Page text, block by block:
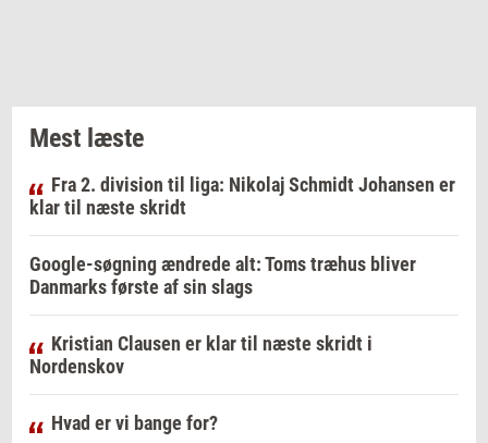
Mest læste
Fra 2. division til liga: Nikolaj Schmidt Johansen er
klar til næste skridt
Google-søgning ændrede alt: Toms træhus bliver
Danmarks første af sin slags
Kristian Clausen er klar til næste skridt i
Nordenskov
Hvad er vi bange for?